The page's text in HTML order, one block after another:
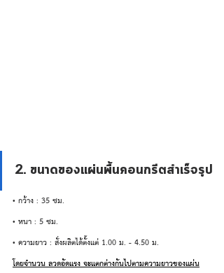
2. ขนาดของแผ่นพื้นคอนกรีตสำเร็จรูป
• กว้าง : 35 ซม.
• หนา : 5 ซม.
• ความยาว : สั่งผลิตได้ตั้งแต่ 1.00 ม. - 4.50 ม.
โดยจำนวน ลวดอัดแรง จะแตกต่างกันไปตามความยาวของแผ่น